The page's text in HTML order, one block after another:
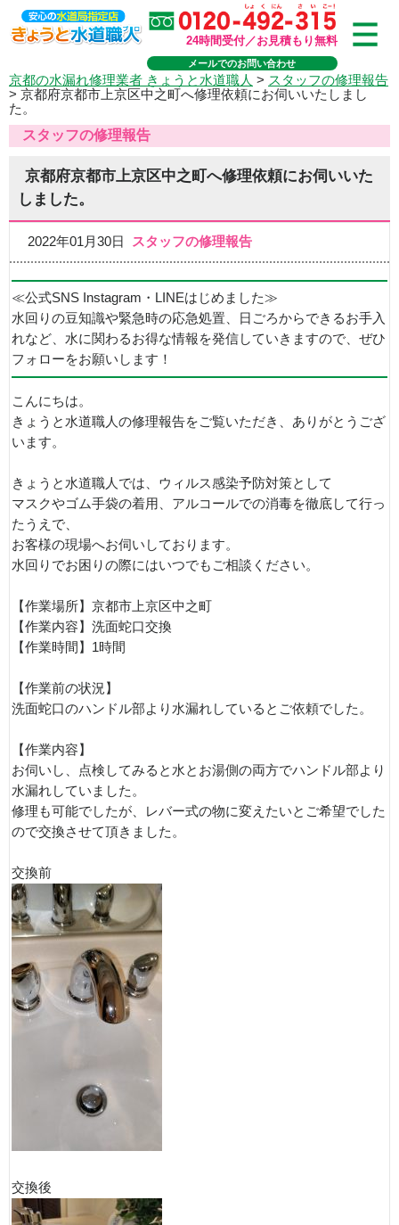
24時間受付／お見積もり無料
メールでのお問い合わせ
京都の水漏れ修理業者 きょうと水道職人 > スタッフの修理報告
> 京都府京都市上京区中之町へ修理依頼にお伺いいたしまし
た。
スタッフの修理報告
京都府京都市上京区中之町へ修理依頼にお伺いいた
しました。
2022年01月30日 スタッフの修理報告
≪公式SNS Instagram・LINEはじめました≫
水回りの豆知識や緊急時の応急処置、日ごろからできるお手入
れなど、水に関わるお得な情報を発信していきますので、ぜひ
フォローをお願いします！
こんにちは。
きょうと水道職人の修理報告をご覧いただき、ありがとうござ
います。
きょうと水道職人では、ウィルス感染予防対策として
マスクやゴム手袋の着用、アルコールでの消毒を徹底して行っ
たうえで、
お客様の現場へお伺いしております。
水回りでお困りの際にはいつでもご相談ください。
【作業場所】京都市上京区中之町
【作業内容】洗面蛇口交換
【作業時間】1時間
【作業前の状況】
洗面蛇口のハンドル部より水漏れしているとご依頼でした。
【作業内容】
お伺いし、点検してみると水とお湯側の両方でハンドル部より
水漏れしていました。
修理も可能でしたが、レバー式の物に変えたいとご希望でした
ので交換させて頂きました。
交換前
交換後